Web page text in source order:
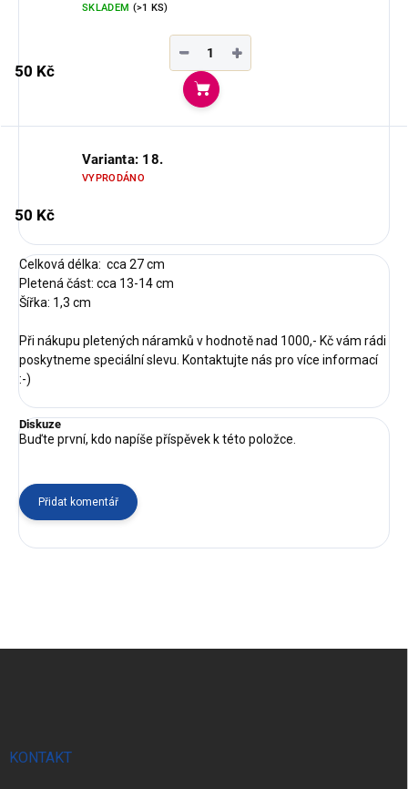
SKLADEM (>1 KS)
50 Kč
+
−
Do košíku
Varianta: 18.
VYPRODÁNO
50 Kč
Celková délka: cca 27 cm
Pletená část: cca 13-14 cm
Šířka: 1,3 cm
Při nákupu pletených náramků v hodnotě nad 1000,- Kč vám rádi
poskytneme speciální slevu. Kontaktujte nás pro více informací
:-)
Diskuze
Buďte první, kdo napíše příspěvek k této položce.
Přidat komentář
KONTAKT